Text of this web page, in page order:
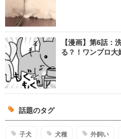
【漫画】第6話：
る？！ワンプロ
話題のタグ
子犬 犬種 外飼い